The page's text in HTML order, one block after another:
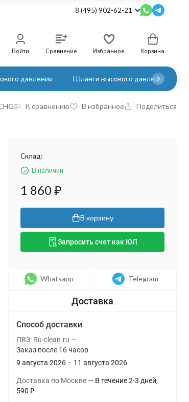
8 (495) 902-62-21
Войти Сравнение Избранное Корзина
давления Шланги высокого давления
К сравнению В избранное Поделиться
Склад:
В наличии
1 860₽
В корзину
Запросить счет как ЮЛ
Whatsapp Telegram
Способ доставки
ПВЗ: Ru-clean.ru
Заказ после 16часов
9 августа 2026 – 11 августа 2026
Доставка по Москве В течение2-3 дней
590 ₽